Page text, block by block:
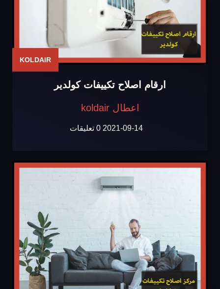
KOLDAIR
ارقام اصلاح تكييفات كولدير
اعطال koldair
2021-09-14 0 تعليقات